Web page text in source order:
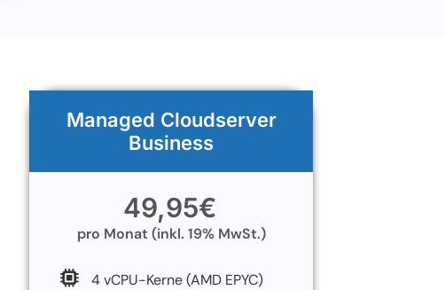
Managed Cloudserver
Business
49,95€
pro Monat (inkl. 19% MwSt.)
4 vCPU-Kerne (AMD EPYC)